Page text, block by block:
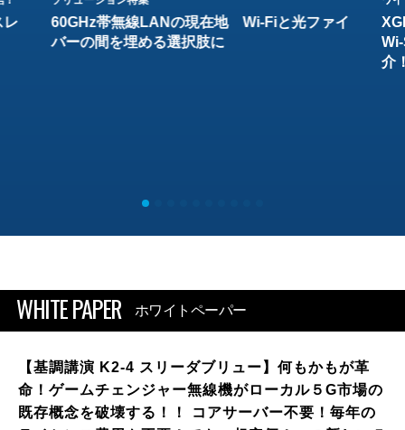
レ
60GHz帯無線LANの現在地 Wi-Fiと光ファイ
バーの間を埋める選択肢に
介
WHITE PAPER ホワイトペーパー
【基調講演 K2-4 スリーダブリュー】何もかもが革
命！ゲームチェンジャー無線機がローカル５G市場の
既存概念を破壊する！！ コアサーバー不要！毎年の